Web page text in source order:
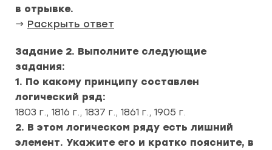
в отрывке.
→ Раскрыть ответ
Задание 2. Выполните следующие
задания:
1. По какому принципу составлен
логический ряд:
1803 г., 1816 г., 1837 г., 1861 г., 1905 г.
2. В этом логическом ряду есть лишний
элемент. Укажите его и кратко поясните, в